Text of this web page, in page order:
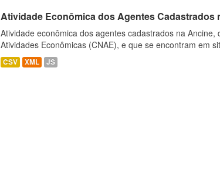
Atividade Econômica dos Agentes Cadastrados
Atividade econômica dos agentes cadastrados na
Atividades Econômicas (CNAE), e que se encontram em
CSV XML JS